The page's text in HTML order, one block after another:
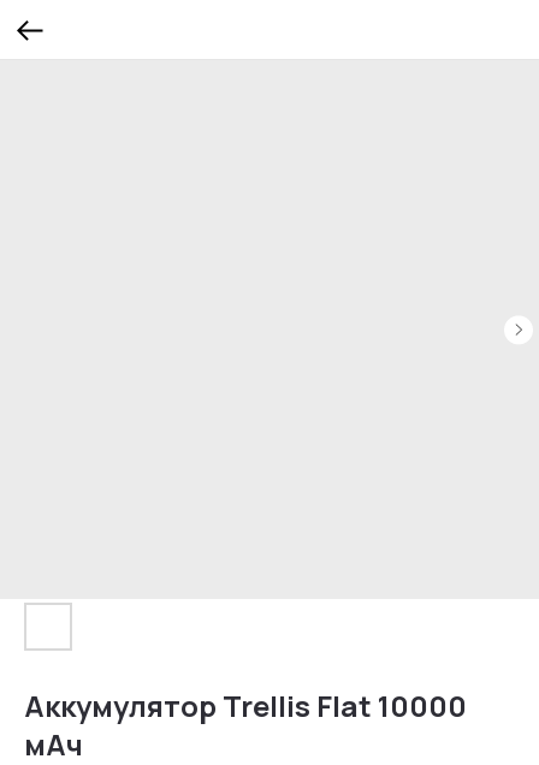
Аккумулятор Trellis Flat 10000
мАч